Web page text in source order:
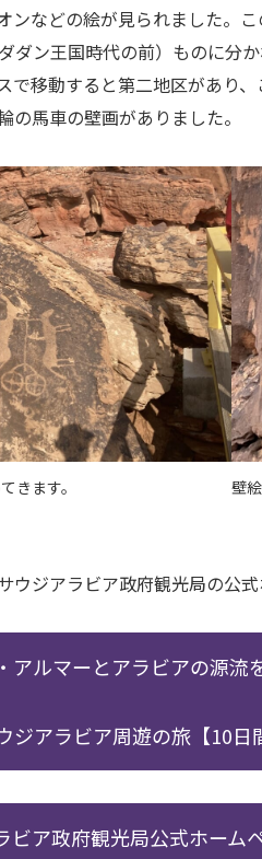
ンなどの絵が見られました。
ダン王国時代の前）ものに分
で移動すると第二地区があり
馬車の壁画がありました。
きます。 壁
ウジアラビア政府観光局の公
アルマーとアラビアの源流
アラビア周遊の旅【10日
ビア政府観光局公式ホーム